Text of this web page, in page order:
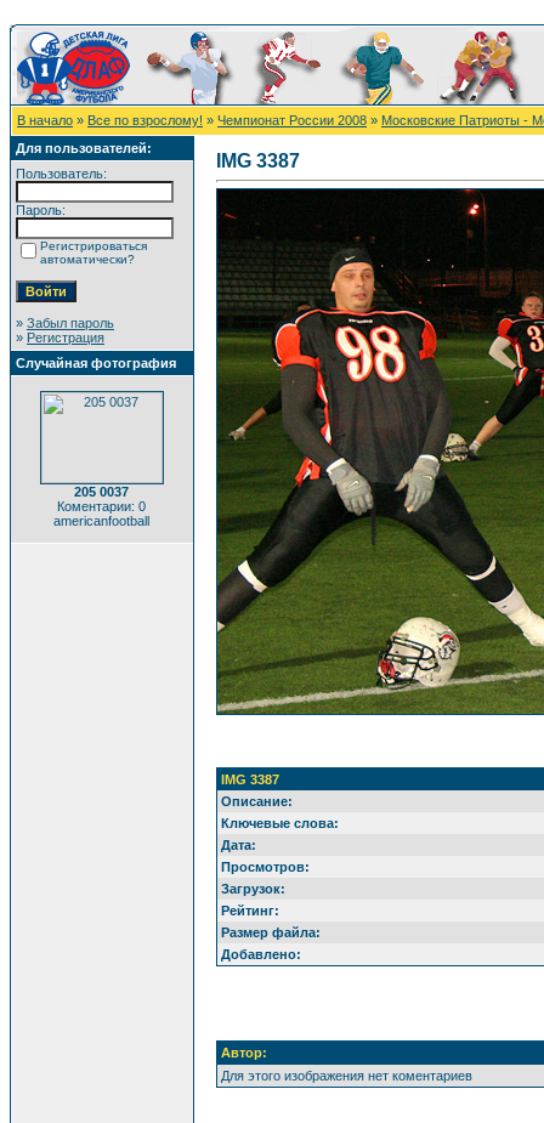
В начало » Все по взрослому! » Чемпионат России 2008 » Московские Патриоты -
Для пользователей:
Пользователь:
Пароль:
Регистрироваться
автоматически?
» Забыл пароль
» Регистрация
Случайная фотография
205 0037
Коментарии: 0
americanfootball
IMG 3387
IMG 3387
Описание:
Ключевые слова:
Дата:
Просмотров:
Загрузок:
Рейтинг:
Размер файла:
Добавлено:
Автор:
Для этого изображения нет коментариев